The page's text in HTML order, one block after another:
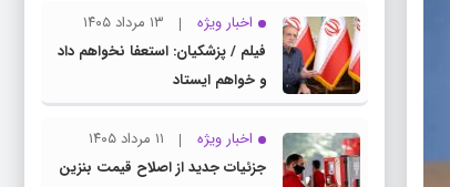
اخبار ویژه
۱۳ مرداد ۱۴۰۵
فیلم / پزشکیان: استعفا نخواهم داد
و خواهم ایستاد
اخبار ویژه
۱۱ مرداد ۱۴۰۵
جزئیات جدید از اصلاح قیمت بنزین